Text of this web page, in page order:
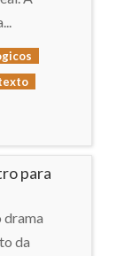
para
drama
da